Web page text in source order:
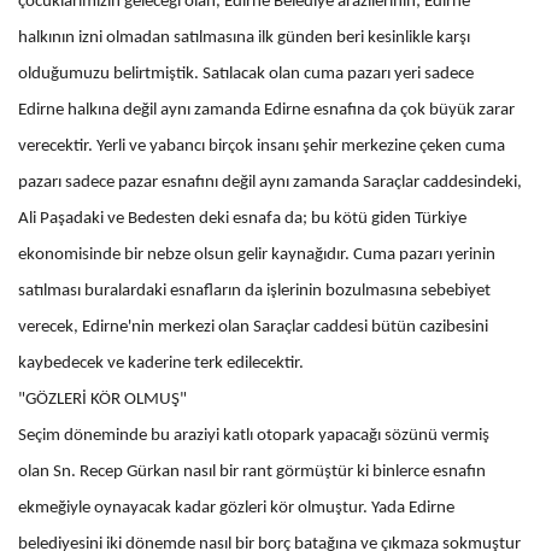
halkının izni olmadan satılmasına ilk günden beri kesinlikle karşı
olduğumuzu belirtmiştik. Satılacak olan cuma pazarı yeri sadece
Edirne halkına değil aynı zamanda Edirne esnafına da çok büyük zarar
verecektir. Yerli ve yabancı birçok insanı şehir merkezine çeken cuma
pazarı sadece pazar esnafını değil aynı zamanda Saraçlar caddesindeki,
Ali Paşadaki ve Bedesten deki esnafa da; bu kötü giden Türkiye
ekonomisinde bir nebze olsun gelir kaynağıdır. Cuma pazarı yerinin
satılması buralardaki esnafların da işlerinin bozulmasına sebebiyet
verecek, Edirne'nin merkezi olan Saraçlar caddesi bütün cazibesini
kaybedecek ve kaderine terk edilecektir.
"GÖZLERİ KÖR OLMUŞ"
Seçim döneminde bu araziyi katlı otopark yapacağı sözünü vermiş
olan Sn. Recep Gürkan nasıl bir rant görmüştür ki binlerce esnafın
ekmeğiyle oynayacak kadar gözleri kör olmuştur. Yada Edirne
belediyesini iki dönemde nasıl bir borç batağına ve çıkmaza sokmuştur